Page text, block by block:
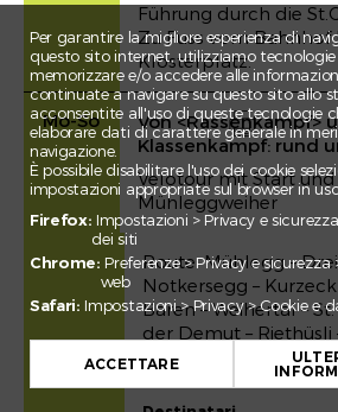
+
Führung durch die
Zu Fuss vom Bahnhof
Klosterplatz.
Mo-So
Von <Rassenkampf>
Klassenkampf: rund
Drucken
Velotour mit Start
Mühleggweiher
Route: Mühlegg –
Notkersegg –
Bären – Weihertal –
der Demut – Riethüsli
Mühlegg.
Per garantire la migliore esperienza di
questo sito internet, utilizziamo
memorizzare e/o accedere alle
continuate a navigare su questo sito allo
acconsentite all'uso di queste tecnologie
elaborare dati di carattere generale in
navigazione.
È possibile disabilitare l'uso dei cookie
impostazioni appropriate sul browser in
Firefox: Impostazioni > Privacy e
dei siti
Chrome: Preferenze > Privacy e
web
Safari: Impostazioni > Privacy > Cookie e
ACCETTARE